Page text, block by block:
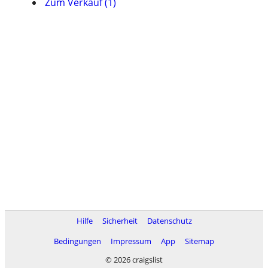
Hilfe Sicherheit
Datenschutz
Bedingungen
Impressum App
Sitemap
© 2026 craigslist